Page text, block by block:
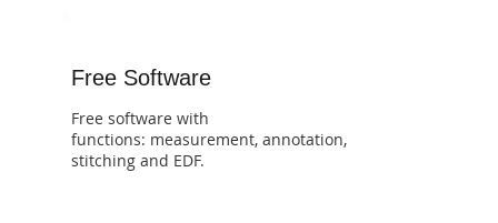
Free Software
Free software with
functions: measurement, annotation,
stitching and EDF.